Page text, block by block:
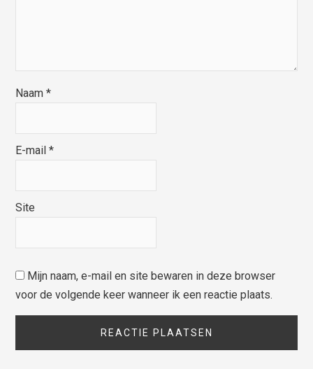
Naam*
E-mail*
Site
Mijn naam, e-mail en site bewaren in deze browser
voor de volgende keer wanneer ik een reactie plaats.